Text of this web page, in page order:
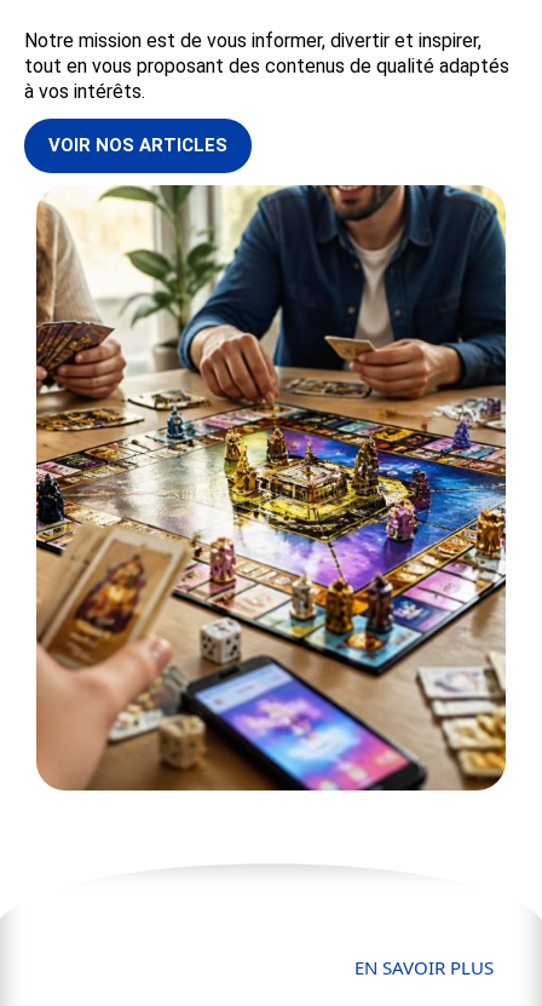
Notre mission est de vous informer, divertir et inspirer,
tout en vous proposant des contenus de qualité adaptés
à vos intérêts.
VOIR NOS ARTICLES
EN SAVOIR PLUS